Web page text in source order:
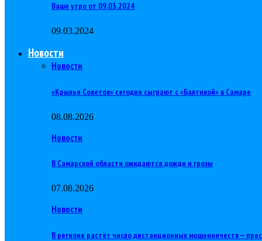
Ваше утро от 09.03.2024
09.03.2024
Новости
Новости
«Крылья Советов» сегодня сыграют с «Балтикой» в Самаре
08.08.2026
Новости
В Самарской области ожидаются дожди и грозы
07.08.2026
Новости
В регионе растёт число дистанционных мошенничеств —